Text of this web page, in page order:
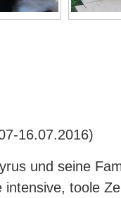
16.07.2016)
und seine
toole